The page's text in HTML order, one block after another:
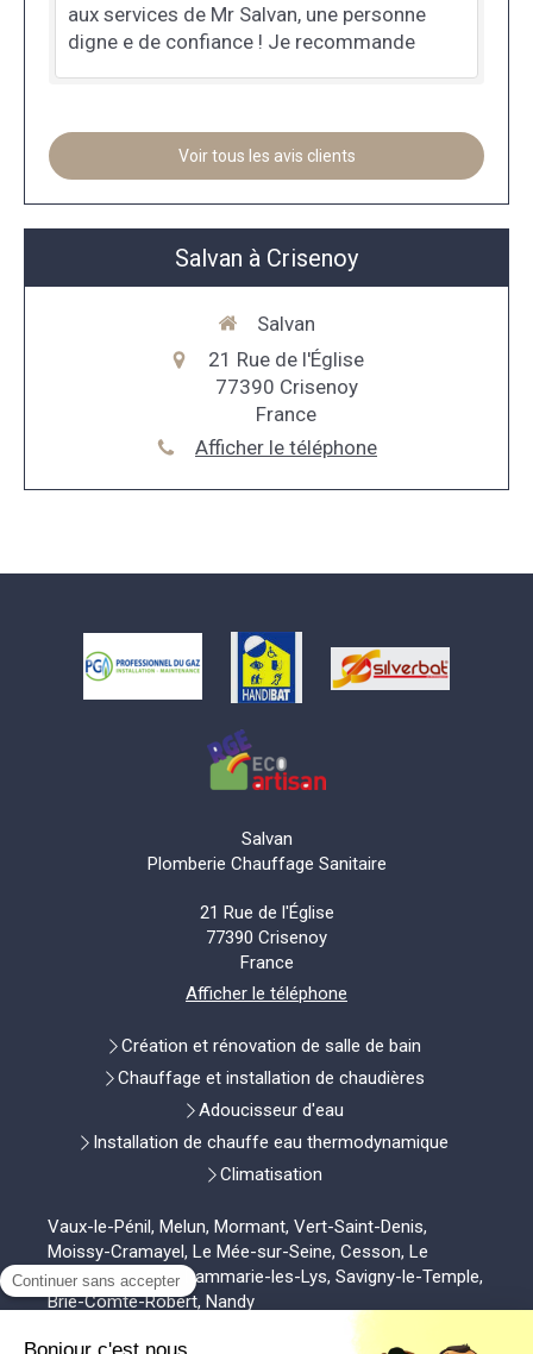
aux services de Mr Salvan, une personne
digne e de confiance ! Je recommande
Voir tous les avis clients
Salvan à Crisenoy
Salvan
21 Rue de l'Église
77390 Crisenoy
France
Afficher le téléphone
Salvan
Plomberie Chauffage Sanitaire
21 Rue de l'Église
77390 Crisenoy
France
Afficher le téléphone
Création et rénovation de salle de bain
Chauffage et installation de chaudières
Adoucisseur d'eau
Installation de chauffe eau thermodynamique
Climatisation
Vaux-le-Pénil, Melun, Mormant, Vert-Saint-Denis,
Moissy-Cramayel, Le Mée-sur-Seine, Cesson, Le
Châtelet-en-Brie, Dammarie-les-Lys, Savigny-le-Temple,
Brie-Comte-Robert, Nandy